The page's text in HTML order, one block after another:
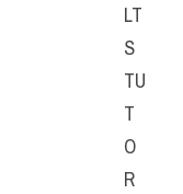
LT
S
TU
T
O
R